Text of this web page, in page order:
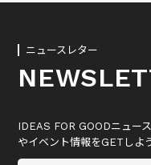
ニュースレター
IDEAS FOR GOODニュー
やイベント情報をGETしよ